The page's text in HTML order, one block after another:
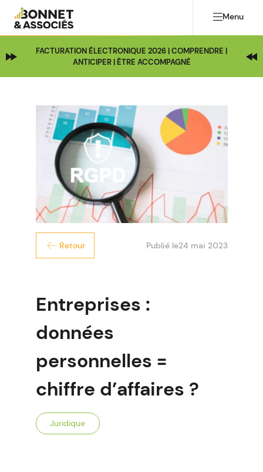
Menu
FACTURATION ÉLECTRONIQUE 2026 | COMPRENDRE |
ANTICIPER | ÊTRE ACCOMPAGNÉ
Retour Publié le24 mai 2023
Entreprises :
données
personnelles =
chiffre d’affaires ?
Juridique